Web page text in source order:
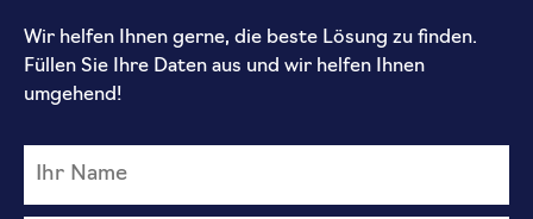
Wir helfen Ihnen gerne, die beste Lösung zu finden.
Füllen Sie Ihre Daten aus und wir helfen Ihnen
umgehend!